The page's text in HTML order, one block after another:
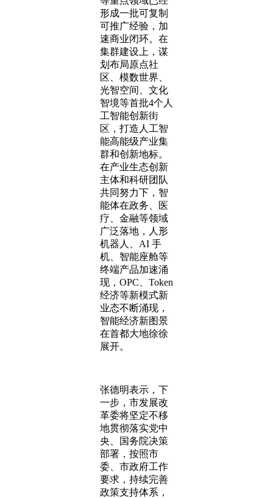
形成一批可复制
可推广经验，加
速商业闭环。在
集群建设上，谋
划布局原点社
区、模数世界、
光智空间、文化
智境等首批4个人
工智能创新街
区，打造人工智
能高能级产业集
群和创新地标。
在产业生态创新
主体和科研团队
共同努力下，智
能体在政务、医
疗、金融等领域
广泛落地，人形
机器人、AI 手
机、智能座舱等
终端产品加速涌
现，OPC、Token
经济等新模式新
业态不断涌现，
智能经济新图景
在首都大地徐徐
展开。
张德明表示，下
一步，市发展改
革委将坚定不移
地贯彻落实党中
央、国务院决策
部署，按照市
委、市政府工作
要求，持续完善
政策支持体系，